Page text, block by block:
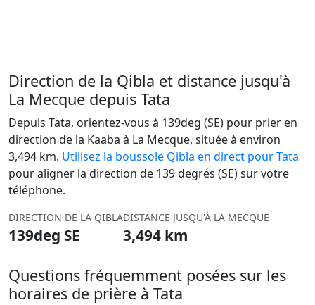
Direction de la Qibla et distance jusqu'à
La Mecque depuis Tata
Depuis Tata, orientez-vous à 139deg (SE) pour prier en
direction de la Kaaba à La Mecque, située à environ
3,494 km. Utilisez la boussole Qibla en direct pour Tata
pour aligner la direction de 139 degrés (SE) sur votre
téléphone.
DIRECTION DE LA QIBLA
139deg SE
DISTANCE JUSQU'À LA MECQUE
3,494 km
Questions fréquemment posées sur les
horaires de prière à Tata